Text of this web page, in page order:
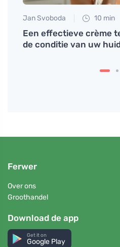
Jan Svoboda 10 min
Een effectieve crème
de conditie van uw
Ferwer
Over ons
Groothandel
Download de app
Get it on
Google Play